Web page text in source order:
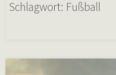
Schlagwort: Fußball